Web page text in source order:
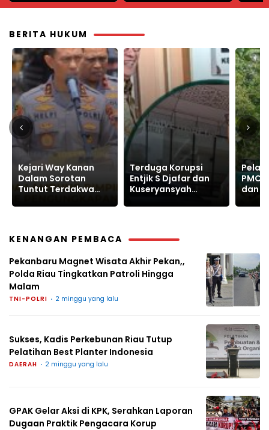
Uzbekistan
BERITA HUKUM
Terduga Korupsi
Entjik S Djafar dan
Kuseryansyah
Pelanggaran, PT
PMC Gusur Lahan
dan Intimidasi
KPK,
KENANGAN PEMBACA
Pekanbaru Magnet Wisata Akhir Pekan,,
Polda Riau Tingkatkan Patroli Hingga
Malam
TNI-POLRI 2 minggu yang lalu
Sukses, Kadis Perkebunan Riau Tutup
Pelatihan Best Planter Indonesia
DAERAH 2 minggu yang lalu
GPAK Gelar Aksi di KPK, Serahkan Laporan
Dugaan Praktik Pengacara Korup